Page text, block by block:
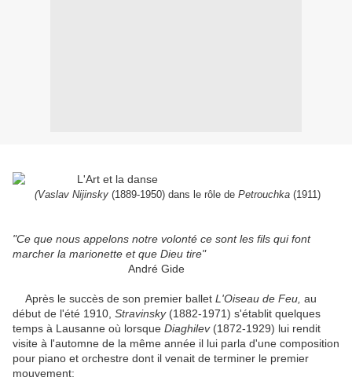
(Vaslav Nijinsky (1889-1950) dans le rôle de Petrouchka (1911)
"Ce que nous appelons notre volonté ce sont les fils qui font
marcher la marionette et que Dieu tire"
André Gide
Après le succès de son premier ballet L'Oiseau de Feu, au
début de l'été 1910, Stravinsky (1882-1971) s'établit quelques
temps à Lausanne où lorsque Diaghilev (1872-1929) lui rendit
visite à l'automne de la même année il lui parla d'une composition
pour piano et orchestre dont il venait de terminer le premier
mouvement: